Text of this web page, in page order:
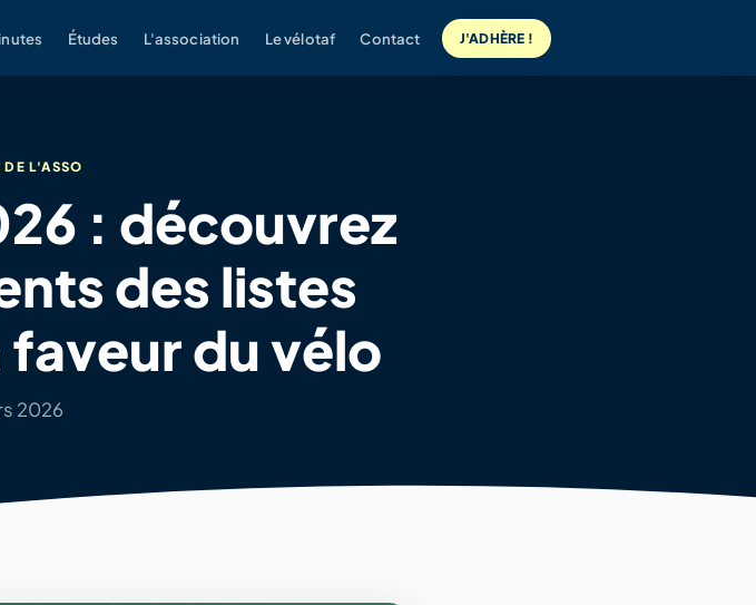
Études L'association Le vélotaf Contact J'ADHÈRE !
L'ASSO
: découvrez
des listes
du vélo
2026